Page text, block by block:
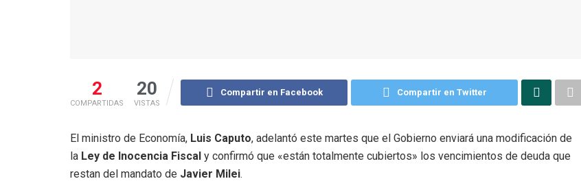
2
COMPARTIDAS
20
VISTAS
Compartir en Facebook Compartir en Twitter
El ministro de Economía, Luis Caputo, adelantó este martes que el Gobierno enviará una modificación de
la Ley de Inocencia Fiscal y confirmó que «están totalmente cubiertos» los vencimientos de deuda que
restan del mandato de Javier Milei.